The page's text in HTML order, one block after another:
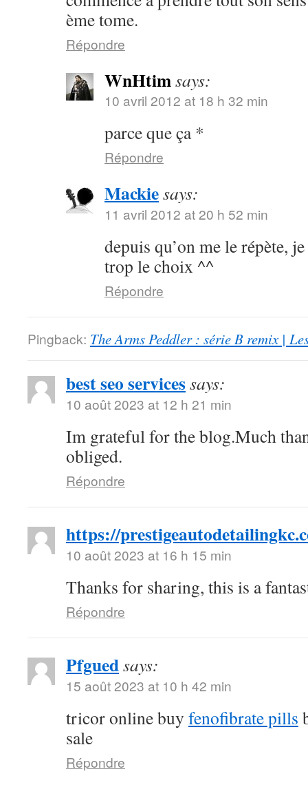
ème tome.
Répondre
WnHtimsays:
10 avril 2012 at 18 h 32 min
parce que ça *
Répondre
Mackiesays:
11 avril 2012 at 20 h 52 min
depuis qu’on me le répète,
trop le choix ^^
Répondre
Pingback: The Arms Peddler : série B remix |
best seo servicessays:
10 août 2023 at 12 h 21 min
Im grateful for the blog.Much
obliged.
Répondre
https://
10 août 2023 at 16 h 15 min
Thanks for sharing, this is a
Répondre
Pfguedsays:
15 août 2023 at 10 h 42 min
tricor online buy fenofibrate pills
sale
Répondre